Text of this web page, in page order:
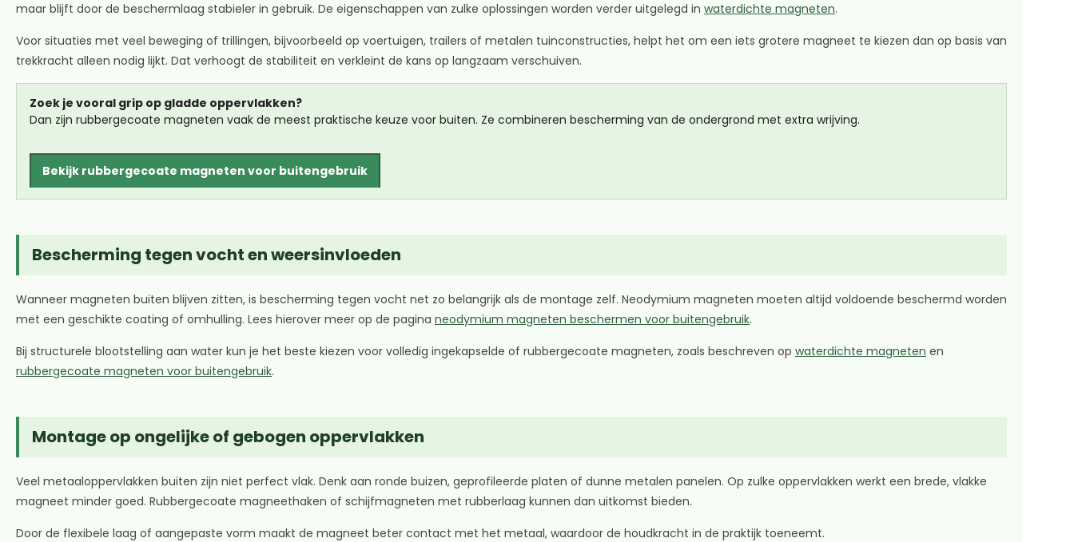
maar blijft door de beschermlaag stabieler in gebruik. De eigenschappen van zulke oplossingen worden verder uitgelegd in waterdichte magneten.
Voor situaties met veel beweging of trillingen, bijvoorbeeld op voertuigen, trailers of metalen tuinconstructies, helpt het om een iets grotere magneet te kiezen dan op basis van
trekkracht alleen nodig lijkt. Dat verhoogt de stabiliteit en verkleint de kans op langzaam verschuiven.
Zoek je vooral grip op gladde oppervlakken?
Dan zijn rubbergecoate magneten vaak de meest praktische keuze voor buiten. Ze combineren bescherming van de ondergrond met extra wrijving.
Bekijk rubbergecoate magneten voor buitengebruik
Bescherming tegen vocht en weersinvloeden
Wanneer magneten buiten blijven zitten, is bescherming tegen vocht net zo belangrijk als de montage zelf. Neodymium magneten moeten altijd voldoende beschermd worden
met een geschikte coating of omhulling. Lees hierover meer op de pagina neodymium magneten beschermen voor buitengebruik.
Bij structurele blootstelling aan water kun je het beste kiezen voor volledig ingekapselde of rubbergecoate magneten, zoals beschreven op waterdichte magneten en
rubbergecoate magneten voor buitengebruik.
Montage op ongelijke of gebogen oppervlakken
Veel metaaloppervlakken buiten zijn niet perfect vlak. Denk aan ronde buizen, geprofileerde platen of dunne metalen panelen. Op zulke oppervlakken werkt een brede, vlakke
magneet minder goed. Rubbergecoate magneethaken of schijfmagneten met rubberlaag kunnen dan uitkomst bieden.
Door de flexibele laag of aangepaste vorm maakt de magneet beter contact met het metaal, waardoor de houdkracht in de praktijk toeneemt.